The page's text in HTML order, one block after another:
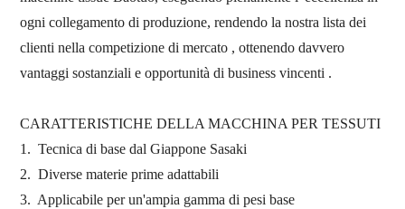
ogni collegamento di produzione,rendendo la nostralista dei
clientinellacompetizione dimercato ,ottenendo davvero
vantaggi sostanziali eopportunità dibusiness vincenti .
CARATTERISTICHE DELLAMACCHINAPERTESSUTI
1.Tecnica di base dal Giappone Sasaki
2.Diverse materie primeadattabili
3. Applicabileperun'ampia gamma dipesi base